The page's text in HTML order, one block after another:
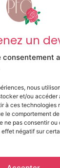
consentement
nous
et/ou accéder
à ces technologies
le comportement
ne pas consentir ou
négatif sur
un
OBSÈQUES
MARBRERIE